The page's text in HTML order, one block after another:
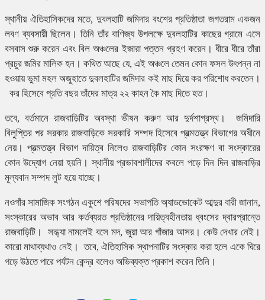
স্থানীয় ঐতিহাসিকদের মতে, দুবলহাটি জমিদার বংশের প্রতিষ্ঠাতা জগতরাম একজন
লবণ ব্যবসায়ী ছিলেন। তিনি তাঁর বাণিজ্য উপলক্ষে দুবলহাটির কাছের গ্রামে এসে
বসবাস শুরু করেন এবং বিল অঞ্চলের ইজারা পত্তন গ্রহণ করেন। ধীরে ধীরে তাঁরা
প্রচুর জমির মালিক হন। কথিত আছে যে, এই অঞ্চলে তেমন কোন ফসল উৎপন্ন না
হওয়ায় ভুমা মহল অজুহাতে দুবলহাটির জমিদার কই মাছ দিয়ে কর পরিশোধ করতেন।
কর হিসেবে প্রতি বছর তাঁদের মাত্র ২২ কাহন কৈ মাছ দিতে হত।
তবে, বর্তমানে রাজবাড়িটির অবস্থা ভীষন করুণ আর দুর্দশাগ্রস্থ। জমিদারি
বিলুপ্তির পর সরকার রাজবাড়িকে সরকারি সম্পদ হিসেবে প্রত্মতত্ত্ব বিভাগের অধীনে
নেয়। প্রত্মতত্ত্ব বিভাগ দায়িত্ব নিলেও রাজবাড়িটির কোন সংরক্ষণ বা সংস্কারের
কোন উদ্যোগ নেয়া হয়নি। স্থানীয় প্রভাবশালীদের কবলে পড়ে দিন দিন রাজবাড়ির
মূল্যবান সম্পদ লুট হয়ে যাচ্ছে।
নওগাঁর সামাজিক সংগঠন একুশে পরিষদের সভাপতি অ্যাডভোকেট আব্দুর বারী জানান,
সংস্কারের অভাব আর কর্তব্যরত প্রতিষ্ঠানের দায়িত্বহীনতায় ধ্বংসের দ্বারপ্রান্তে
রাজবাড়িটি। সন্ধ্যা নামলেই বসে মদ, জুয়া আর গাঁজার আসর। কেউ দেখার নেই।
কারো মাথাব্যথাও নেই। তবে, ঐতিহাসিক স্থাপনাটির সংস্কার করা হলে একে ঘিরে
গড়ে উঠতে পারে পর্যটন কেন্দ্র বলেও অভিব্যক্ত প্রকাশ করেন তিনি।